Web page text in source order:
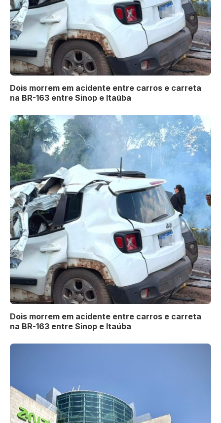
Dois morrem em acidente entre carros e carreta
na BR-163 entre Sinop e Itaúba
Dois morrem em acidente entre carros e carreta
na BR-163 entre Sinop e Itaúba